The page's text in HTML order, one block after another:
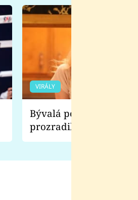
VIRÁLY
Bývalá pornoherečka
prozradila, co ji
natáčení Euforie.